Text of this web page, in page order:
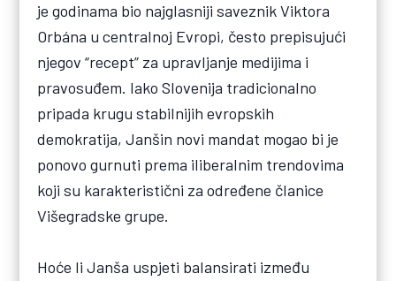
je godinama bio najglasniji saveznik Viktora
Orbána u centralnoj Evropi, često prepisujući
njegov “recept” za upravljanje medijima i
pravosuđem. Iako Slovenija tradicionalno
pripada krugu stabilnijih evropskih
demokratija, Janšin novi mandat mogao bi je
ponovo gurnuti prema iliberalnim trendovima
koji su karakteristični za određene članice
Višegradske grupe.
Hoće li Janša uspjeti balansirati između